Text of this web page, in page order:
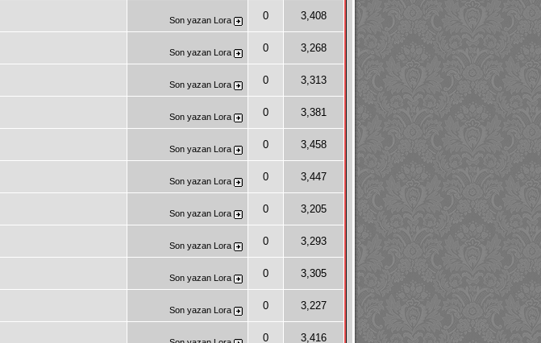
Son yazan Lora 0 3,408
Son yazan Lora 0 3,268
Son yazan Lora 0 3,313
Son yazan Lora 0 3,381
Son yazan Lora 0 3,458
Son yazan Lora 0 3,447
Son yazan Lora 0 3,205
Son yazan Lora 0 3,293
Son yazan Lora 0 3,305
Son yazan Lora 0 3,227
0 3,416